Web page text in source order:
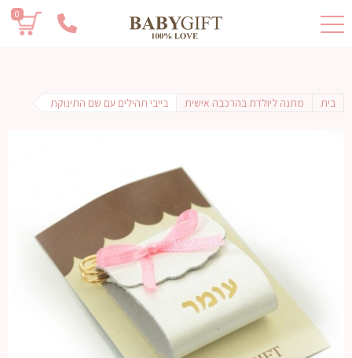
0
בית מתנה ליולדת בהרכבה אישית בייבי תהילים עם שם התינוקת